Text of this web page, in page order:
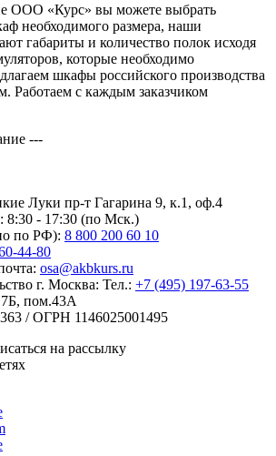
ООО «Курс» вы можете выбрать
необходимого размера, наши
габариты и количество полок исходя
которые необходимо
шкафы российского производства
Работаем с каждым заказчиком
---
Луки пр-т Гагарина 9, к.1, оф.4
8:30 - 17:30 (по Мск.)
по РФ): 8 800 200 60 10
44-80
osa@akbkurs.ru
г. Москва: Тел.: +7 (495) 197-63-55
7Б, пом.43А
/ ОГРН 1146025001495
на рассылку